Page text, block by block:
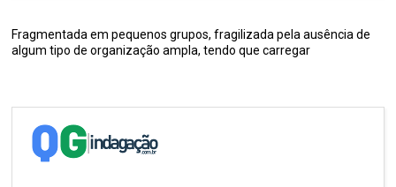
Fragmentada em pequenos grupos, fragilizada pela ausência de
algum tipo de organização ampla, tendo que carregar